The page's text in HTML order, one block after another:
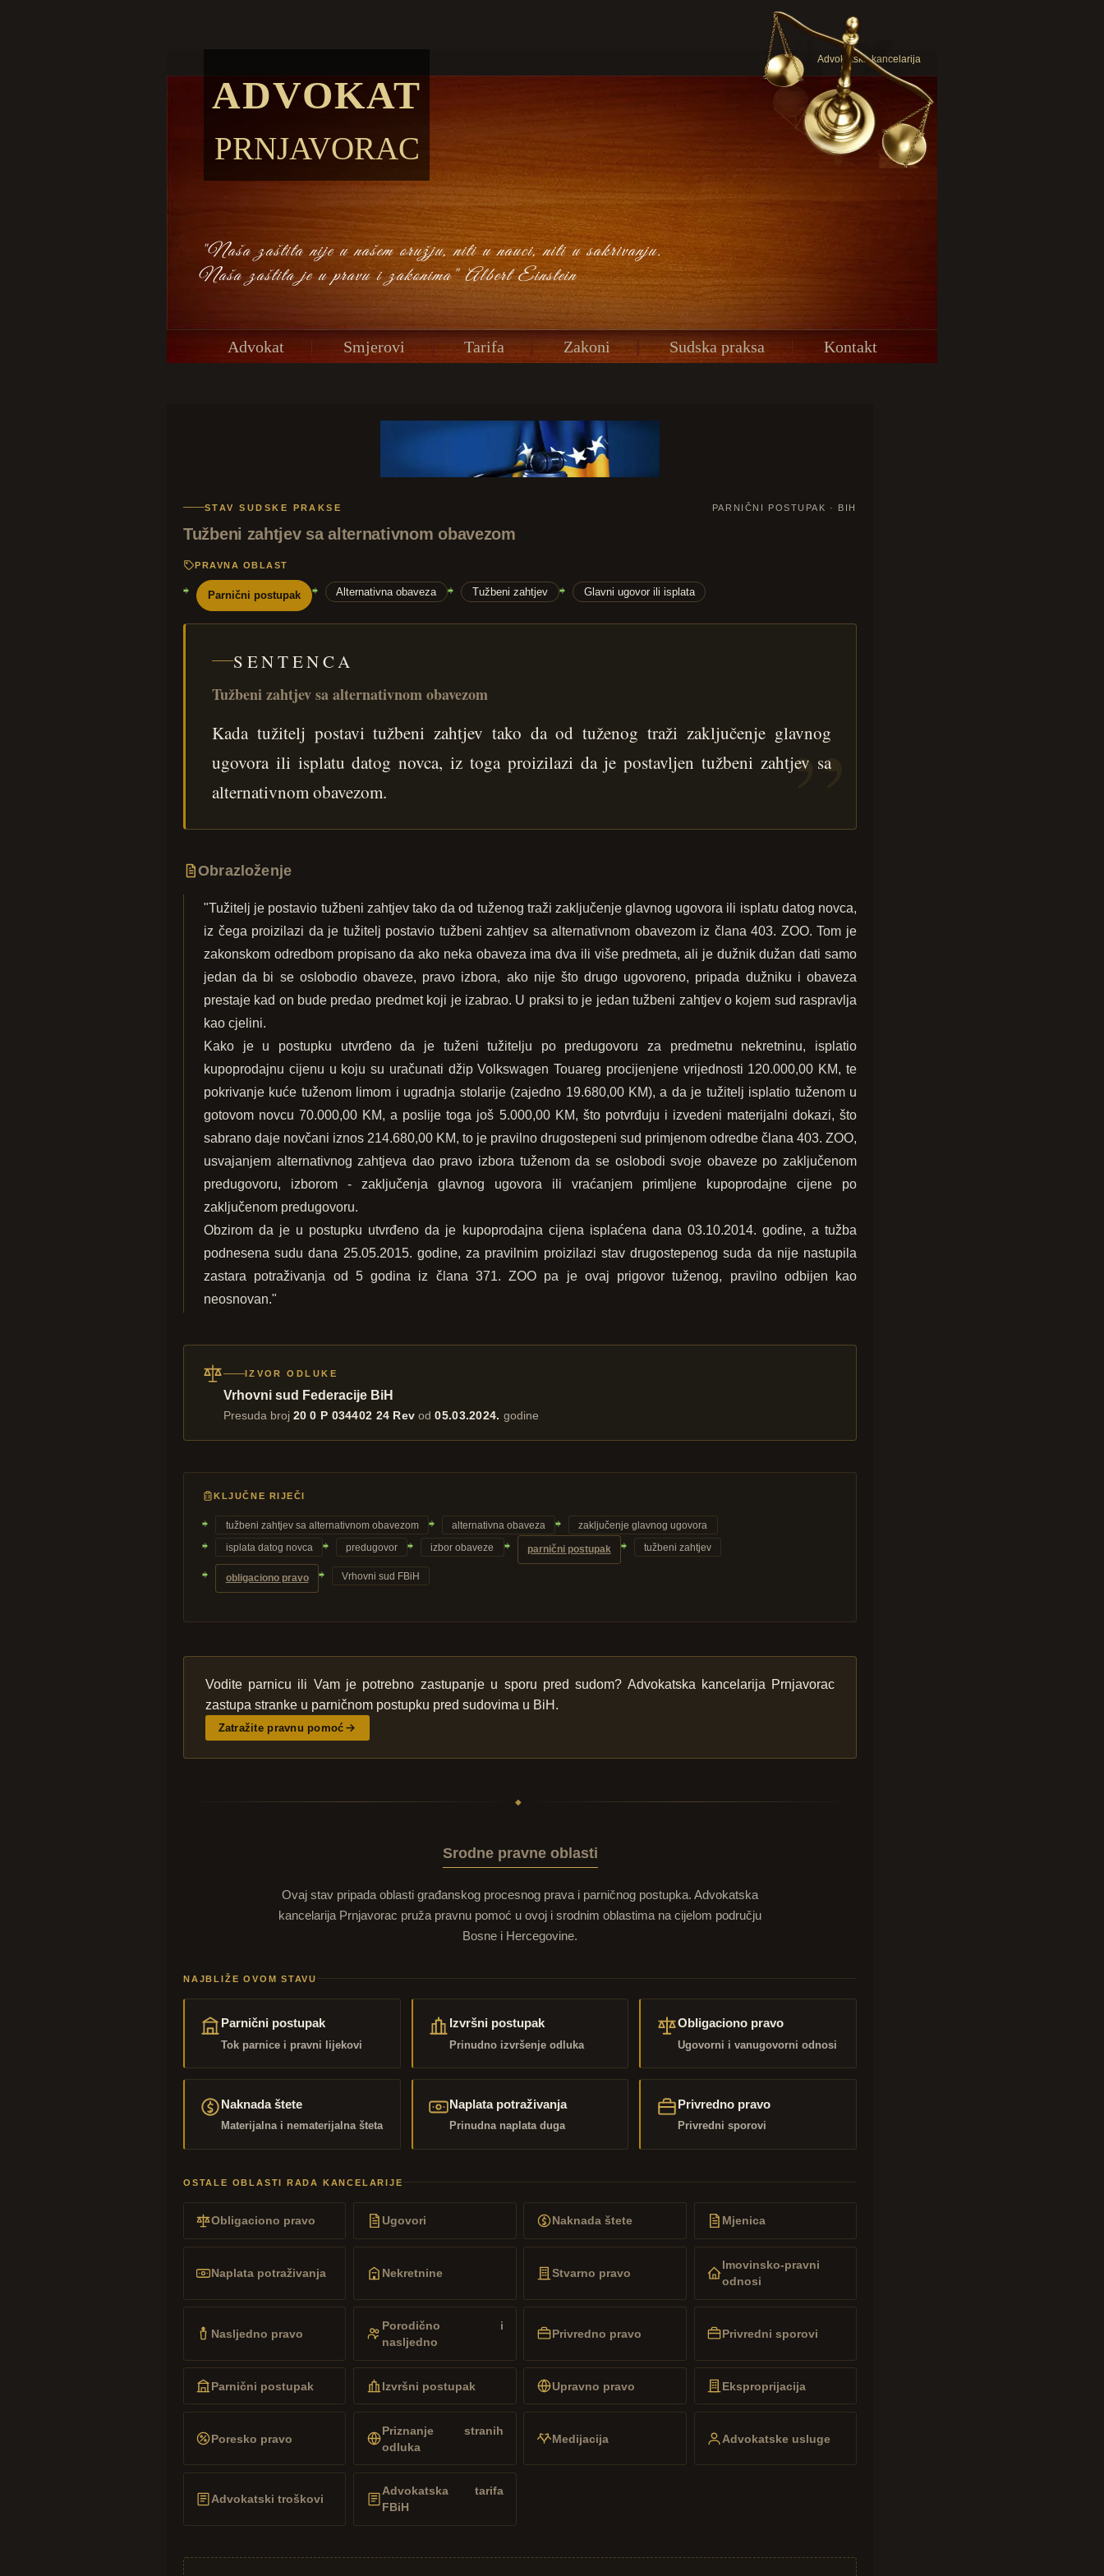
Advokatska kancelarija
ADVOKAT
PRNJAVORAC
"Naša zaštita nije u našem oružju, niti u nauci, niti u sakrivanju.
Naša zaštita je u pravu i zakonima" Albert Einstein
Advokat Smjerovi Tarifa Zakoni Sudska praksa Kontakt
STAV SUDSKE PRAKSE PARNIČNI POSTUPAK · BIH
Tužbeni zahtjev sa alternativnom obavezom
PRAVNA OBLAST
Parnični postupak Alternativna obaveza Tužbeni zahtjev Glavni ugovor ili isplata
SENTENCA
Tužbeni zahtjev sa alternativnom obavezom
Kada tužitelj postavi tužbeni zahtjev tako da od tuženog traži zaključenje glavnog
ugovora ili isplatu datog novca, iz toga proizilazi da je postavljen tužbeni zahtjev sa
alternativnom obavezom.
Obrazloženje
"Tužitelj je postavio tužbeni zahtjev tako da od tuženog traži zaključenje glavnog ugovora ili isplatu datog novca,
iz čega proizilazi da je tužitelj postavio tužbeni zahtjev sa alternativnom obavezom iz člana 403. ZOO. Tom je
zakonskom odredbom propisano da ako neka obaveza ima dva ili više predmeta, ali je dužnik dužan dati samo
jedan da bi se oslobodio obaveze, pravo izbora, ako nije što drugo ugovoreno, pripada dužniku i obaveza
prestaje kad on bude predao predmet koji je izabrao. U praksi to je jedan tužbeni zahtjev o kojem sud raspravlja
kao cjelini.
Kako je u postupku utvrđeno da je tuženi tužitelju po predugovoru za predmetnu nekretninu, isplatio
kupoprodajnu cijenu u koju su uračunati džip Volkswagen Touareg procijenjene vrijednosti 120.000,00 KM, te
pokrivanje kuće tuženom limom i ugradnja stolarije (zajedno 19.680,00 KM), a da je tužitelj isplatio tuženom u
gotovom novcu 70.000,00 KM, a poslije toga još 5.000,00 KM, što potvrđuju i izvedeni materijalni dokazi, što
sabrano daje novčani iznos 214.680,00 KM, to je pravilno drugostepeni sud primjenom odredbe člana 403. ZOO,
usvajanjem alternativnog zahtjeva dao pravo izbora tuženom da se oslobodi svoje obaveze po zaključenom
predugovoru, izborom - zaključenja glavnog ugovora ili vraćanjem primljene kupoprodajne cijene po
zaključenom predugovoru.
Obzirom da je u postupku utvrđeno da je kupoprodajna cijena isplaćena dana 03.10.2014. godine, a tužba
podnesena sudu dana 25.05.2015. godine, za pravilnim proizilazi stav drugostepenog suda da nije nastupila
zastara potraživanja od 5 godina iz člana 371. ZOO pa je ovaj prigovor tuženog, pravilno odbijen kao
neosnovan."
IZVOR ODLUKE
Vrhovni sud Federacije BiH
Presuda broj 20 0 P 034402 24 Rev od05.03.2024. godine
KLJUČNE RIJEČI
tužbeni zahtjev sa alternativnom obavezom alternativna obaveza
zaključenje glavnog ugovora
isplata datog novca
predugovor izbor obaveze parnični postupak tužbeni zahtjev
obligaciono pravo Vrhovni sud FBiH
Vodite parnicu ili Vam je potrebno zastupanje u sporu pred sudom? Advokatska kancelarija Prnjavorac
zastupa stranke u parničnom postupku pred sudovima u BiH.
Zatražite pravnu pomoć
◆
Srodne pravne oblasti
Ovaj stav pripada oblasti građanskog procesnog prava i parničnog postupka. Advokatska
kancelarija Prnjavorac pruža pravnu pomoć u ovoj i srodnim oblastima na cijelom području
Bosne i Hercegovine.
NAJBLIŽE OVOM STAVU
Parnični postupak
Tok parnice i pravni lijekovi
Izvršni postupak
Prinudno izvršenje odluka
Obligaciono pravo
Ugovorni i vanugovorni odnosi
Naknada štete
Materijalna i nematerijalna šteta
Naplata potraživanja
Prinudna naplata duga
Privredno pravo
Privredni sporovi
OSTALE OBLASTI RADA KANCELARIJE
Obligaciono pravo Ugovori Naknada štete Mjenica
Naplata potraživanja Nekretnine Stvarno pravo
Imovinsko-pravni
odnosi
Nasljedno pravo
Porodično i
nasljedno
Privredno pravo Privredni sporovi
Parnični postupak Izvršni postupak Upravno pravo Eksproprijacija
Poresko pravo
Priznanje stranih
odluka
Medijacija Advokatske usluge
Advokatski troškovi
Advokatska tarifa
FBiH